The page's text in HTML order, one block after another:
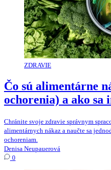
ZDRAVIE
Čo sú alimentárne
ochorenia) a ako sa
Chránite svoje zdravie správnym
alimentárnych nákaz a naučte sa
ochoreniam.
Denisa Neupauerová
0